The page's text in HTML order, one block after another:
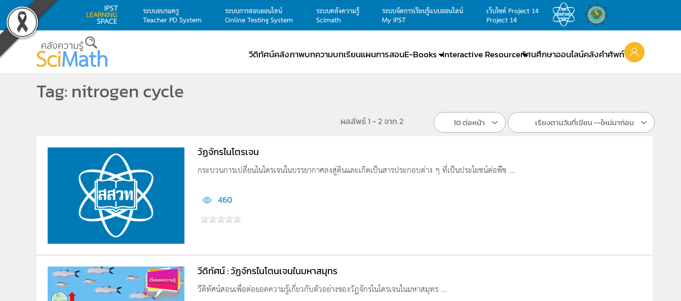
Skip to main content
ระบบอบรมครู
Teacher PD System
ระบบการสอบออนไลน์
Online Testing System
ระบบคลังความรู้
Scimath
ระบบจัดการเรียนรู้แบบออนไลน์
My IPST
เว็บไซต์ Project 14
Project 14
วีดิทัศน์คลังภาพบทความบทเรียนแผนการสอนE-Books Interactive Resourceทัศนศึกษาออนไลน์คลังคำศัพท์
Tag: nitrogen cycle
ผลลัพธ์ 1 - 2 จาก 2 10 ต่อหน้า เรียงตามวันที่เขียน --ใหม่มาก่อน
วัฏจักรไนโตรเจน
กระบวนการเปลี่ยนไนโตรเจนในบรรยากาศลงสู่ดินและเกิดเป็นสารประกอบต่าง ๆ ที่เป็นประโยชน์ต่อพืช ...
460
วีดิทัศน์ : วัฏจักรไนโตนเจนในมหาสมุทร
วีดิทัศน์สอนเพื่อต่อยอดความรู้เกี่ยวกับตัวอย่างของวัฏจักรไนโตรเจนในมหาสมุทร ...